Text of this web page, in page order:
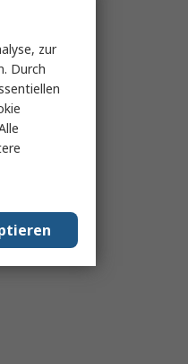
zur
Durch